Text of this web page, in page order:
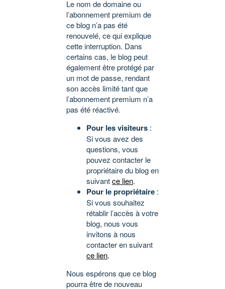
Le nom de domaine ou
l’abonnement premium de
ce blog n’a pas été
renouvelé, ce qui explique
cette interruption. Dans
certains cas, le blog peut
également être protégé par
un mot de passe, rendant
son accès limité tant que
l’abonnement premium n’a
pas été réactivé.
Pour les visiteurs :
Si vous avez des
questions, vous
pouvez contacter le
propriétaire du blog en
suivantce lien.
Pour le propriétaire :
Si vous souhaitez
rétablir l’accès à votre
blog, nous vous
invitons à nous
contacter en suivant
ce lien.
Nous espérons que ce blog
pourra être de nouveau